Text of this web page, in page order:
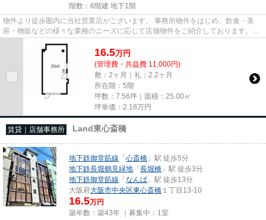
階数：6階建 地下1階
物件より徒歩圏内に当社営業店がございます。 事務所物件をはじめ、飲食・美
容・物販などの様々な業種のニーズに応じて店舗物件をご紹介しております。
尚、弊社ではおとり広告は一切...
16.5万円
(管理費・共益費 11,000円)
敷：2ヶ月｜礼：2.2ヶ月
所在階：5階
坪数：7.56坪｜面積：25.00㎡
坪単価： 2.18万円
賃貸｜店舗事務所 Land東心斎橋
地下鉄御堂筋線 「心斎橋 」駅 徒歩5分
地下鉄長堀鶴見緑地 「長堀橋 」駅 徒歩3分
地下鉄御堂筋線 「なんば 」駅 徒歩13分
大阪府大阪市中央区東心斎橋 １丁目13-10
16.5万円
築年数：築43年 ｜募集中： 1室